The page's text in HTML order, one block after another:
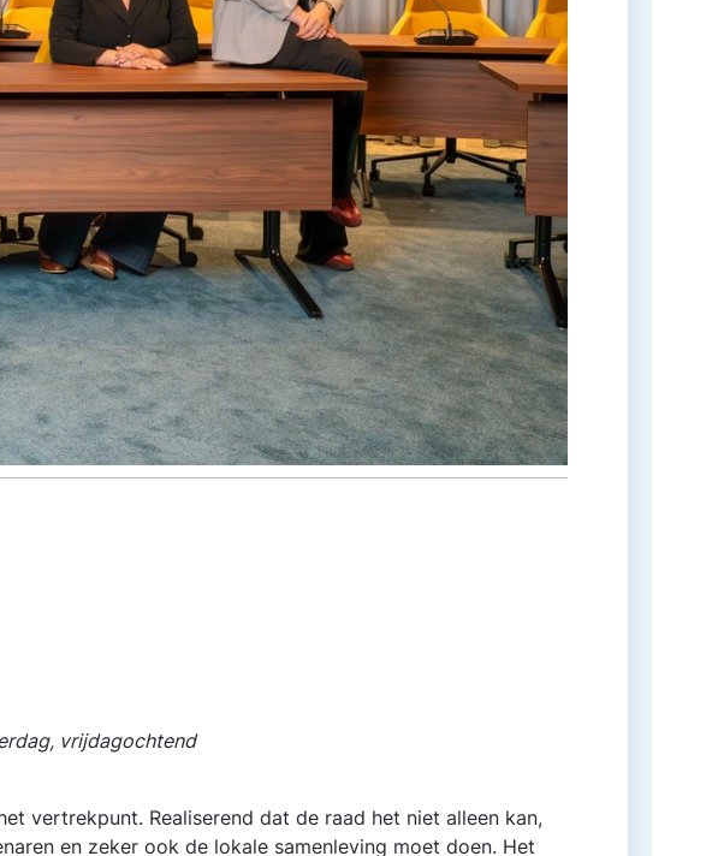
vrijdagochtend
vertrekpunt. Realiserend dat de raad het niet alleen kan,
en zeker ook de lokale samenleving moet doen. Het